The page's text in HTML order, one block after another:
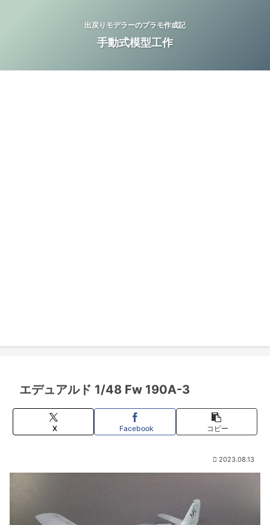
出戻りモデラーのプラモ作成記
手動式模型工作
エデュアルド 1/48 Fw 190A-3
X Facebook コピー
2023.08.13